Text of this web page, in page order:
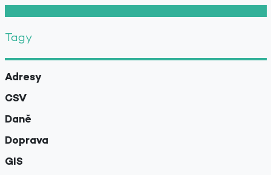
Tagy
Adresy
CSV
Daně
Doprava
GIS